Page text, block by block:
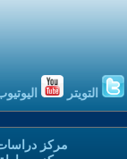
التويتر
مركز دراسات